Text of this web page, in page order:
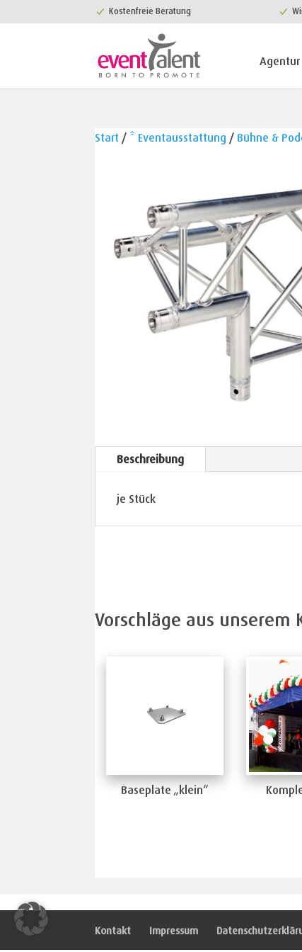
Kostenfreie Beratung
Agentur
Start / * Eventausstattung / Bühne &
Beschreibung
je Stück
Vorschläge aus unserem
Baseplate „klein“
Kontakt Impressum